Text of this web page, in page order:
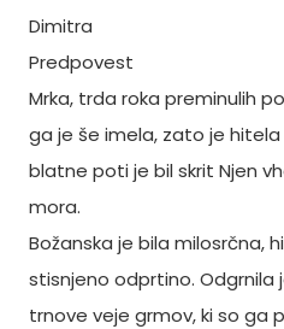
Dimitra
Predpovest
Mrka, trda roka preminulih
ga je še imela, zato je
blatne poti je bil skrit Njen
mora.
Božanska je bila milosrčna,
stisnjeno odprtino. Odgrnila
trnove veje grmov, ki so ga